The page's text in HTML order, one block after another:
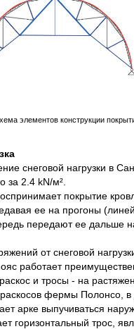
элементов конструкции
снеговой нагрузки в
за 2.4 kN/м².
покрытие
ее на прогоны
передают ее дальше
от снеговой
работает
и тросы - на
фермы Полонсо,
арке выпучиваться
горизонтальный трос,